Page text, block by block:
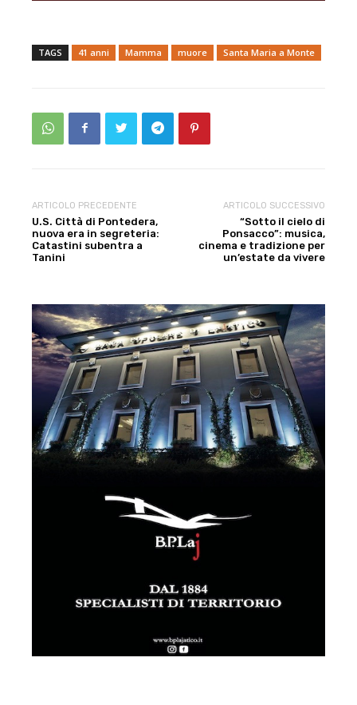
TAGS 41 anni Mamma muore Santa Maria a Monte
ARTICOLO PRECEDENTE
U.S. Città di Pontedera,
nuova era in segreteria:
Catastini subentra a
Tanini
ARTICOLO SUCCESSIVO
“Sotto il cielo di
Ponsacco”: musica,
cinema e tradizione per
un’estate da vivere